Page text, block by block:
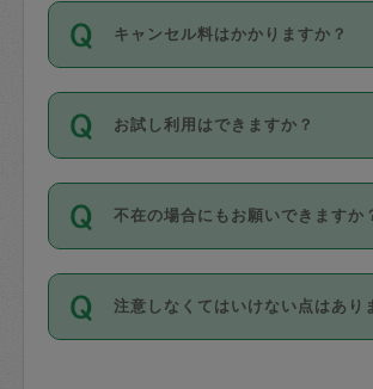
日本語も話せる方など様々です。
ールに記載していますので、各
を依頼してください。
現場トライアルを受け、合格し
ジさんが活動されています。
※テストセンターの講評は１件目
参考
【詳細】タスカジさんの
です。作業中に物を壊したり、
をさせたりした場合が対象で、
す。
写真を撮り、
詳細FAQ：
損害賠償保険につい
ご依頼は、現在を起点に3日後
以降）の日時から受付可能とな
す。
タスカジさんへ「募集」をかけ
可能です。
キャンセル料はかかりますか？
キャンセル料には、以下の2種
す。
1. 直前キャンセル（定期、スポ
共通）
72時間を超える※と、以下のキ
料が発生します。
お試し利用はできますか？
「お試し利用」というメニュー
せんが、「一回のみ」依頼を活
とによって、気に入ったタスカ
まず、条件の合う気になるタス
不在の場合にもお願いできますか
不在の場合の作業はタスカジさ
が必要です。数回の依頼ののち
ジさんと依頼者の間で十分な信
注意しなくてはいけない点はあり